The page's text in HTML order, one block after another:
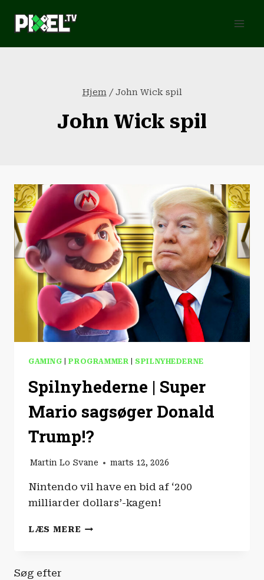
Hjem / John Wick spil
John Wick spil
GAMING |PROGRAMMER SPILNYHEDERNE
Spilnyhederne | Super
Mario sagsøger Donald
Trump!?
Martin Lo Svane marts 12, 2026
Nintendo vil have en bid af ‘200
milliarder dollars’-kagen!
LÆS MERE SPILNYHEDERNE
Søg efter